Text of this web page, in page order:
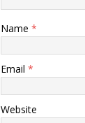
Name *
Email *
Website